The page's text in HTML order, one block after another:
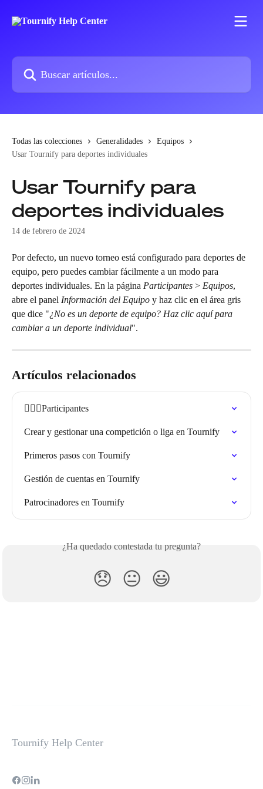
Buscar artículos...
Todas las colecciones Generalidades
Equipos
Usar Tournify para deportes individuales
Usar Tournify para
deportes individuales
14 de febrero de 2024
Por defecto, un nuevo torneo está configurado para deportes de
equipo, pero puedes cambiar fácilmente a un modo para
deportes individuales. En la página Participantes > Equipos,
abre el panel Información del Equipo y haz clic en el área gris
que dice "¿No es un deporte de equipo? Haz clic aquí para
cambiar a un deporte individual".
Artículos relacionados
🏃🏽‍♀️Participantes
Crear y gestionar una competición o liga en Tournify
Primeros pasos con Tournify
Gestión de cuentas en Tournify
Patrocinadores en Tournify
¿Ha quedado contestada tu pregunta?
😞 😐 😃
Tournify Help Center